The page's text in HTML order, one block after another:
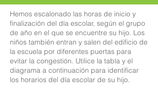
Hemos escalonado las horas de inicio y
finalización del día escolar, según el grupo
de año en el que se encuentre su hijo. Los
niños también entran y salen del edificio de
la escuela por diferentes puertas para
evitar la congestión. Utilice la tabla y el
diagrama a continuación para identificar
los horarios del día escolar de su hijo.